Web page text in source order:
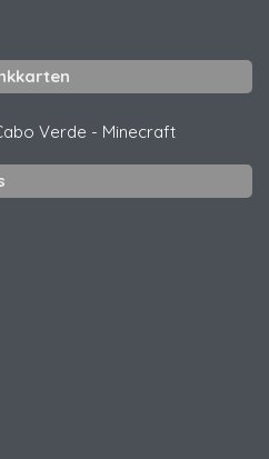
Verde - Minecraft